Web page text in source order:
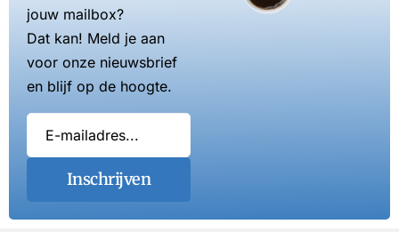
jouw mailbox?
Dat kan! Meld je aan
voor onze nieuwsbrief
en blijf op de hoogte.
Inschrijven